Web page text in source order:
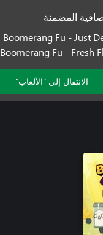
المضمنة
Boomerang Fu - Just
Boomerang Fu - Fresh
الانتقال إلى "الألعاب"